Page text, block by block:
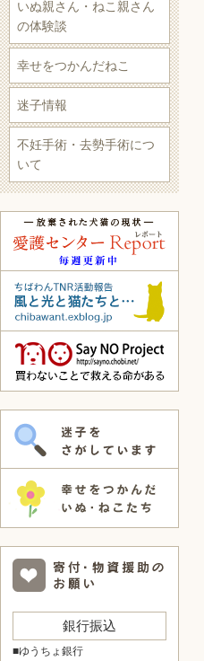
いぬ親さん・ねこ親さん
の体験談
幸せをつかんだねこ
迷子情報
不妊手術・去勢手術につ
いて
銀行振込
■ゆうちょ銀行